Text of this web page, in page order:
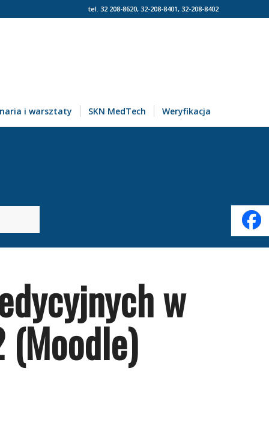
tel. 32 208-8620, 32-208-8401, 32-208-8402
i warsztaty SKN MedTech Weryfikacja
w